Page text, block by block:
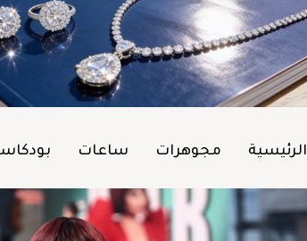
الرئيسية مجوهرات ساعات